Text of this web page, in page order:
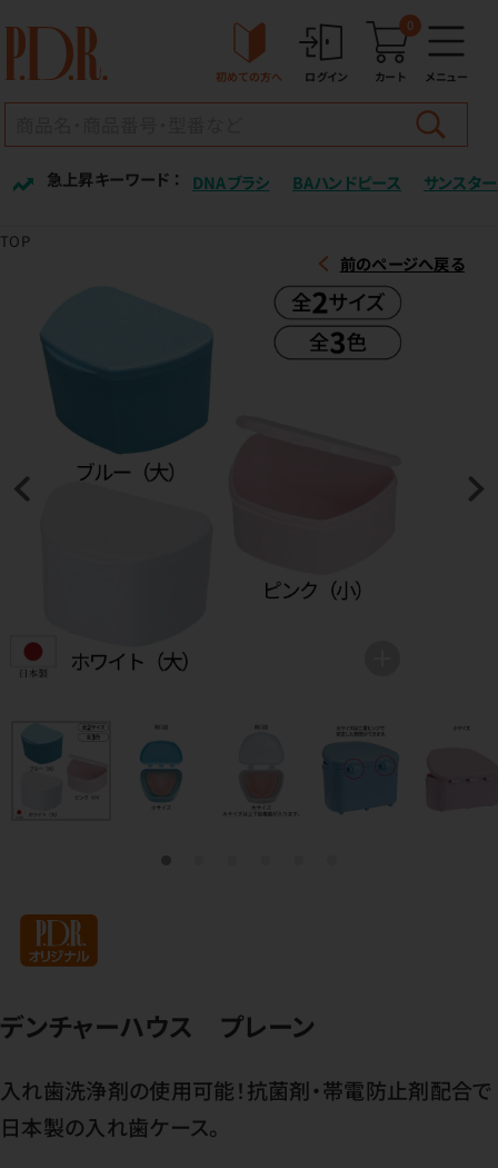
初めての方へ ログイン カート
0
メニュー
急上昇キーワード ： DNAブラシ BAハンドピース サンスター
TOP
前のページへ戻る
デンチャーハウス プレーン
入れ歯洗浄剤の使用可能！抗菌剤・帯電防止剤配合で
日本製の入れ歯ケース。